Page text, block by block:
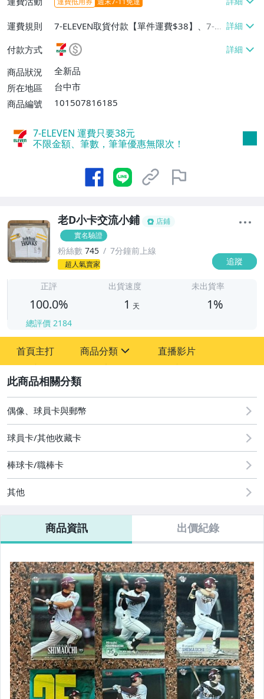
運費規則
7-ELEVEN取貨付款【單件運費$38】、7-EL
EVEN取貨不付款【單件運費$38】、宅配/
貨運【單件運費$60、消費滿$1000免運
費】、郵局掛號【單件運費$31、滿10件或
消費滿$700免運費】、低溫配送【單件運
付款方式
商品狀況
全新品
所在地區
台中市
商品編號
101507816185
7-ELEVEN 運費只要38元
不限金額、筆數，筆筆優惠無限次！
老D小卡交流小鋪
店鋪
實名驗證
粉絲數 745 7分鐘前上線
超人氣賣家 追蹤
正評
100.0%
總評價 2184
出貨速度
1 天
未出貨率
1%
首頁主打 商品分類
其它
直播影片
偶像、球員卡與郵幣
球員卡/其他收藏卡
棒球卡/職棒卡
其他
商品資訊 出價紀錄